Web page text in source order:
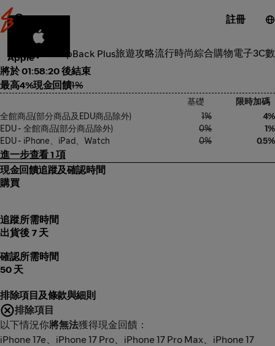
註冊
ShopBack Plus旅遊攻略流行時尚綜合購物電子3C
3C電子
Apple
將於 01:58:19 後結束
最高4%現金回饋1%
基礎
限時加碼
全館商品(部分商品及EDU商品除外)
1%
4%
EDU - 全館商品(部分商品除外)
0%
1%
EDU - iPhone、iPad、Watch
0% 0.5%
進一步查看 1 項
現金回饋追蹤及確認時間
購買
追蹤所需時間
出貨後 7 天
確認所需時間
50 天
排除項目及條款與細則
排除項目
以下情況你將無法獲得現金回饋：
iPhone 17e、iPhone 17 Pro、iPhone 17 Pro Max、iPhone 17